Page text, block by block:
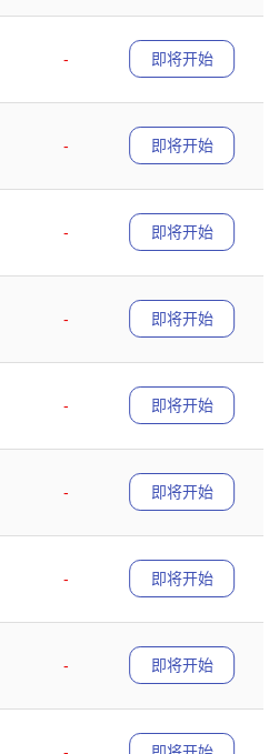
-
即将开始
-
即将开始
-
即将开始
-
即将开始
-
即将开始
-
即将开始
-
即将开始
-
即将开始